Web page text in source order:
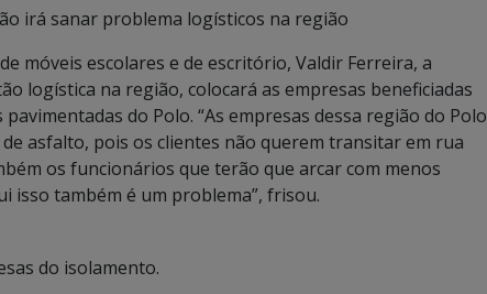
irá sanar problema logísticos na região
móveis escolares e de escritório, Valdir Ferreira, a
logística na região, colocará as empresas beneficiadas
do Polo. “As empresas dessa região do Polo
asfalto, pois os clientes não querem transitar em rua
os funcionários que terão que arcar com menos
isso também é um problema”, frisou.
do isolamento.